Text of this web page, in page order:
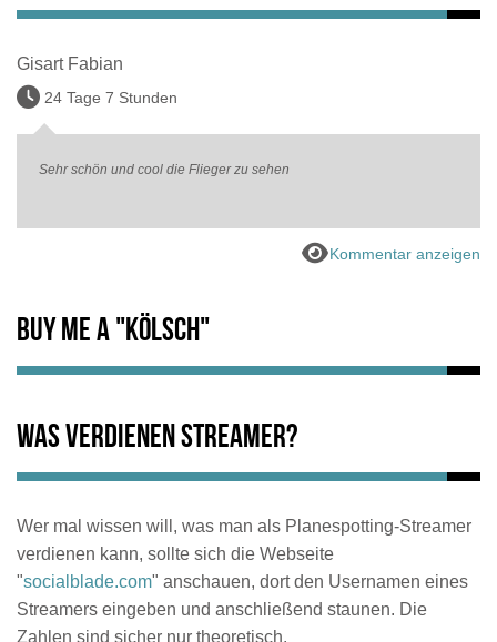
Gisart Fabian
24 Tage 7 Stunden
Sehr schön und cool die Flieger zu sehen
Kommentar anzeigen
Buy me a "Kölsch"
Was verdienen Streamer?
Wer mal wissen will, was man als Planespotting-Streamer
verdienen kann, sollte sich die Webseite
"socialblade.com" anschauen, dort den Usernamen eines
Streamers eingeben und anschließend staunen. Die
Zahlen sind sicher nur theoretisch.